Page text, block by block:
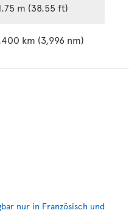
m (38.55 ft)
km (3,996 nm)
nur in Französisch und